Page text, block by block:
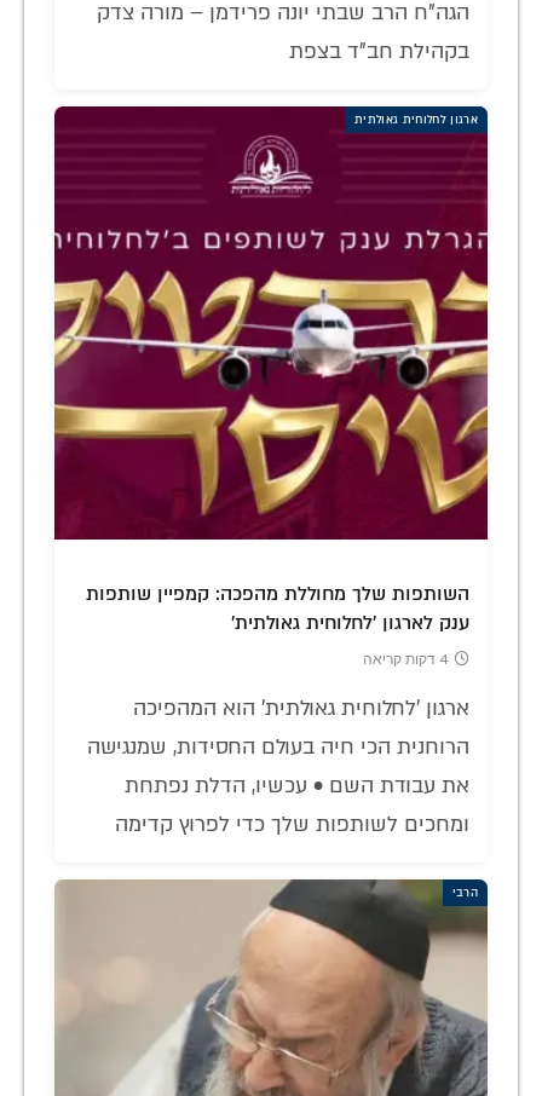
הגה"ח הרב שבתי יונה פרידמן – מורה צדק
בקהילת חב"ד בצפת
ארגון לחלוחית גאולתית
השותפות שלך מחוללת מהפכה: קמפיין שותפות
ענק לארגון 'לחלוחית גאולתית'
4 דקות קריאה
ארגון 'לחלוחית גאולתית' הוא המהפיכה
הרוחנית הכי חיה בעולם החסידות, שמנגישה
את עבודת השם • עכשיו, הדלת נפתחת
ומחכים לשותפות שלך כדי לפרוץ קדימה
הרבי